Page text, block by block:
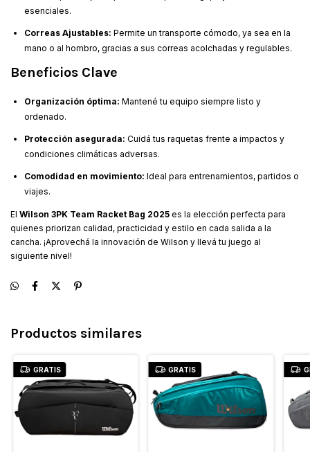
esenciales.
Correas Ajustables: Permite un transporte cómodo, ya sea en la
mano o al hombro, gracias a sus correas acolchadas y regulables.
Beneficios Clave
Organización óptima: Mantené tu equipo siempre listo y
ordenado.
Protección asegurada: Cuidá tus raquetas frente a impactos y
condiciones climáticas adversas.
Comodidad en movimiento: Ideal para entrenamientos, partidos o
viajes.
El Wilson 3PK Team Racket Bag 2025 es la elección perfecta para
quienes priorizan calidad, practicidad y estilo en cada salida a la
cancha. ¡Aprovechá la innovación de Wilson y llevá tu juego al
siguiente nivel!
Productos similares
GRATIS GRATIS